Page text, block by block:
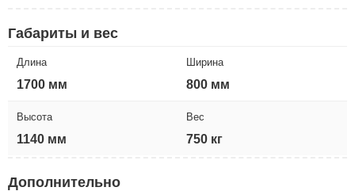
Габариты и вес
Длина
1700 мм
Ширина
800 мм
Высота
1140 мм
Вес
750 кг
Дополнительно